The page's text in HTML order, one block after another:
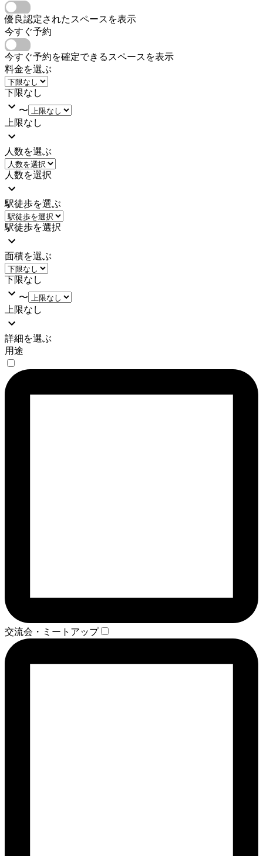
優良認定されたスペースを表示
今すぐ予約
今すぐ予約を確定できるスペースを表示
料金を選ぶ
下限なし
〜
上限なし
人数を選ぶ
人数を選択
駅徒歩を選ぶ
駅徒歩を選択
面積を選ぶ
下限なし
〜
上限なし
詳細を選ぶ
用途
交流会・ミートアップ